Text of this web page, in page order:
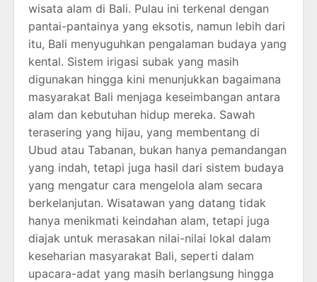
wisata alam di Bali. Pulau ini terkenal dengan
pantai-pantainya yang eksotis, namun lebih dari
itu, Bali menyuguhkan pengalaman budaya yang
kental. Sistem irigasi subak yang masih
digunakan hingga kini menunjukkan bagaimana
masyarakat Bali menjaga keseimbangan antara
alam dan kebutuhan hidup mereka. Sawah
terasering yang hijau, yang membentang di
Ubud atau Tabanan, bukan hanya pemandangan
yang indah, tetapi juga hasil dari sistem budaya
yang mengatur cara mengelola alam secara
berkelanjutan. Wisatawan yang datang tidak
hanya menikmati keindahan alam, tetapi juga
diajak untuk merasakan nilai-nilai lokal dalam
keseharian masyarakat Bali, seperti dalam
upacara-adat yang masih berlangsung hingga